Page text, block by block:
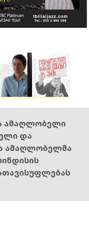
ამაღლობელი
და
ამაღლობელმა